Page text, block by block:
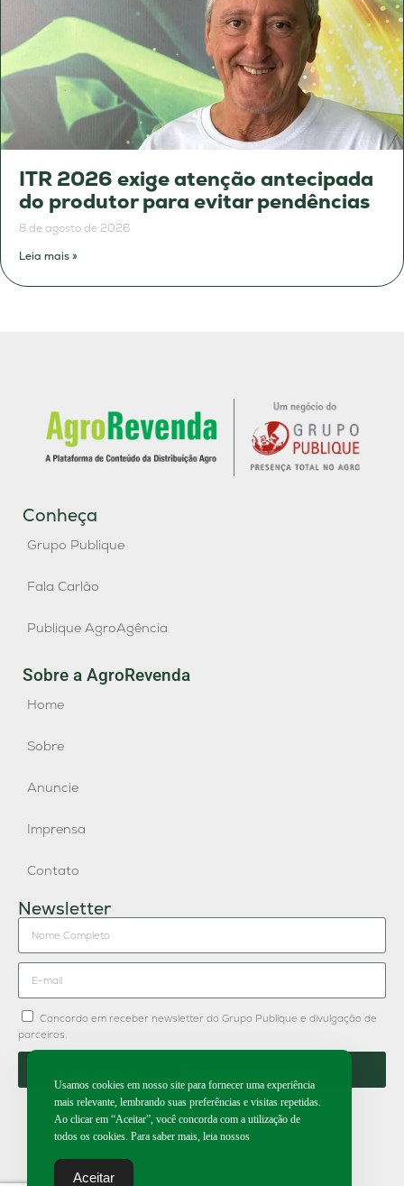
ITR 2026 exige atenção antecipada
do produtor para evitar pendências
8 de agosto de 2026
Leia mais »
Conheça
Grupo Publique
Fala Carlão
Publique AgroAgência
Sobre a AgroRevenda
Home
Sobre
Anuncie
Imprensa
Contato
Newsletter
Concordo em receber newsletter do Grupo Publique e divulgação de
parceiros.
2026 | Todos os direitos reservados.
Usamos cookies em nosso site para fornecer uma experiência
mais relevante, lembrando suas preferências e visitas repetidas.
Ao clicar em “Aceitar”, você concorda com a utilização de
todos os cookies. Para saber mais, leia nossos
Aceitar